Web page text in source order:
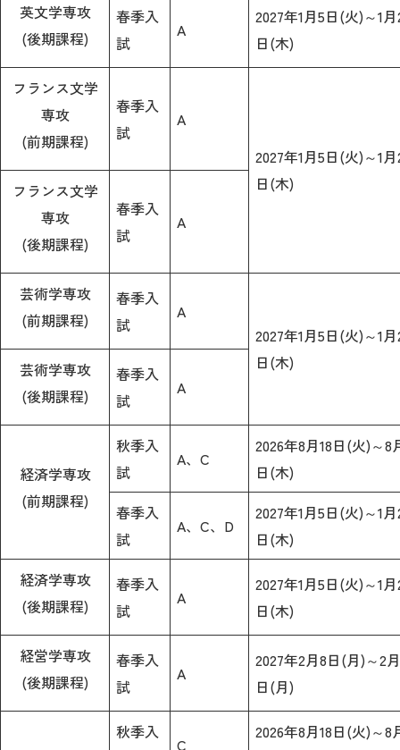
英文学専攻
(後期課程)
春季入
試
A
2027年1月5日(火)～1月
日(木)
フランス文学
専攻
(前期課程)
春季入
試
A
2027年1月5日(火)～1月
日(木)
フランス文学
専攻
(後期課程)
春季入
試
A
芸術学専攻
(前期課程)
春季入
試
A
2027年1月5日(火)～1月
日(木)
芸術学専攻
(後期課程)
春季入
試
A
経済学専攻
(前期課程)
秋季入
試
A、C
2026年8月18日(火)～8
日(木)
春季入
試
A、C、D
2027年1月5日(火)～1月
日(木)
経済学専攻
(後期課程)
春季入
試
A
2027年1月5日(火)～1月
日(木)
経営学専攻
(後期課程)
春季入
試
A
2027年2月8日(月)～2
日(月)
秋季入
C
2026年8月18日(火)～8